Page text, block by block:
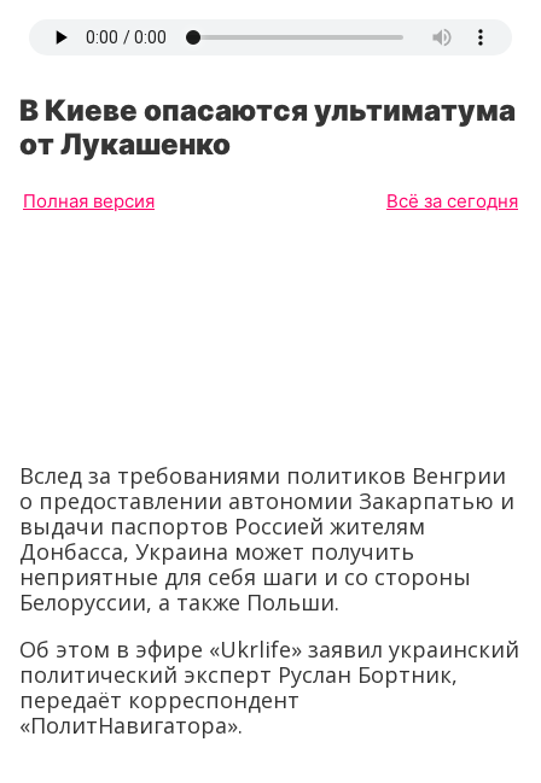
В Киеве опасаются ультиматума
от Лукашенко
Полная версия Всё за сегодня
Вслед за требованиями политиков Венгрии
о предоставлении автономии Закарпатью и
выдачи паспортов Россией жителям
Донбасса, Украина может получить
неприятные для себя шаги и со стороны
Белоруссии, а также Польши.
Об этом в эфире «Ukrlife» заявил украинский
политический эксперт Руслан Бортник,
передаёт корреспондент
«ПолитНавигатора».